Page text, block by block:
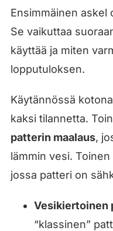
Ensimmäinen askel
Se vaikuttaa
käyttää ja miten
lopputuloksen.
Käytännössä
kaksi tilannetta.
patterin maalaus,
lämmin vesi. Toinen
jossa patteri on
Vesikiertoinen
“klassinen”